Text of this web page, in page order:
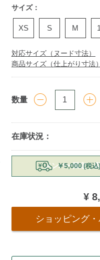
サイズ：
XS S M
対応サイズ（ヌード寸法）
商品サイズ（仕上がり寸法）
数量
在庫状況：
Add
cart
￥5,000 (税込
¥
ショッピング